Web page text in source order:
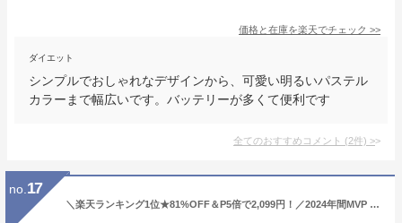
価格と在庫を楽天でチェック >>
ダイエット
シンプルでおしゃれなデザインから、可愛い明るいパステル
カラーまで幅広いです。バッテリーが多くて便利です
全てのおすすめコメント (2件) >
no. 17
＼楽天ランキング1位★81%OFF＆P5倍で2,099円！／2024年間MVP ワイヤレスイヤホン bluetoothイヤホン 残量表示 Bluetooth5.4 ENC ノイズキャンセリング 自動ペアリング 36H連続再生 Type‐C急速充電 IPX7防水 AAC対応 マイク内蔵 iPhone/Android 旅行/出張